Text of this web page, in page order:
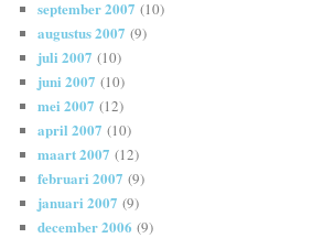
september 2007 (10)
augustus 2007 (9)
juli 2007 (10)
juni 2007 (10)
mei 2007 (12)
april 2007 (10)
maart 2007 (12)
februari 2007 (9)
januari 2007 (9)
december 2006 (9)